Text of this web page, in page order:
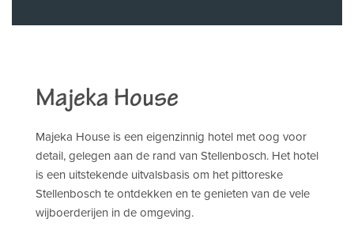
Majeka House
Majeka House is een eigenzinnig hotel met oog voor
detail, gelegen aan de rand van Stellenbosch. Het hotel
is een uitstekende uitvalsbasis om het pittoreske
Stellenbosch te ontdekken en te genieten van de vele
wijboerderijen in de omgeving.